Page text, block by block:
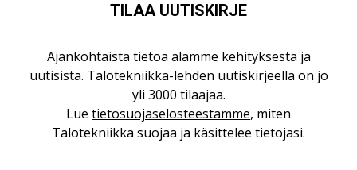
NIMITYKSET
Consti
NIMITYKSET
TILAA UUTISKIRJE
Ajankohtaista tietoa alamme kehityksestä ja
uutisista. Talotekniikka-lehden uutiskirjeellä on jo
yli 3000 tilaajaa.
Lue tietosuojaselosteestamme, miten
Talotekniikka suojaa ja käsittelee tietojasi.